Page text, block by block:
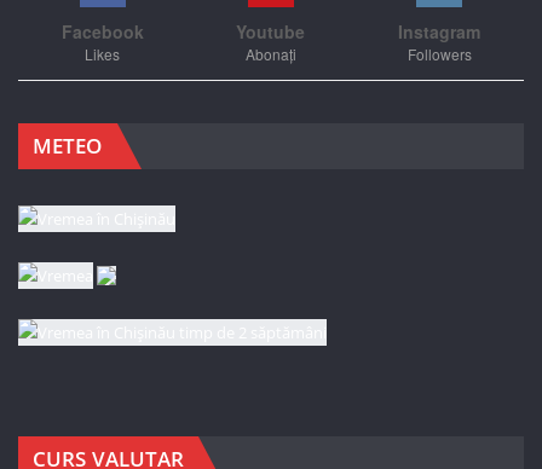
Facebook
Likes
Youtube
Abonați
Instagram
Followers
METEO
CURS VALUTAR